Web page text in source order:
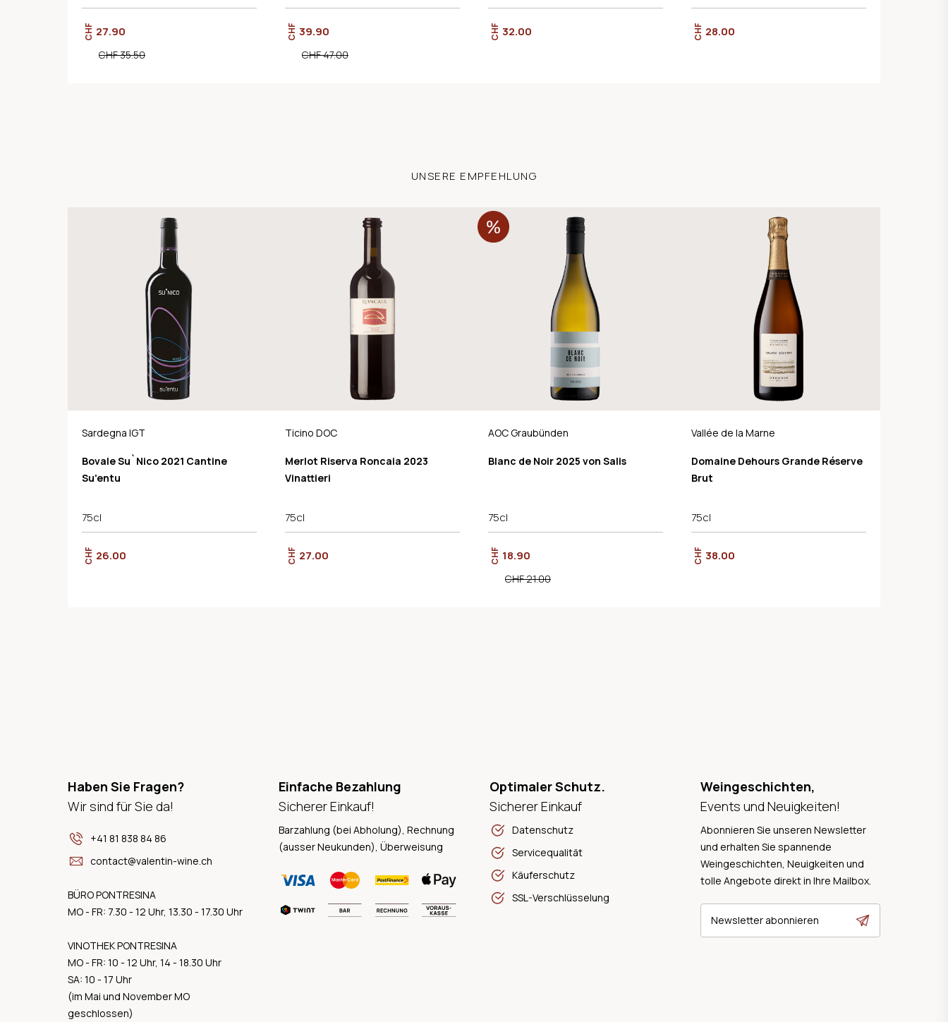
CHF 27.90
CHF 35.50
CHF 39.90
CHF 47.00
CHF 32.00 CHF 28.00
UNSERE EMPFEHLUNG
Sardegna IGT
Bovale Su`Nico 2021 Cantine
Su'entu
75cl
CHF 26.00
Ticino DOC
Merlot Riserva Roncaia 2023
Vinattieri
75cl
CHF 27.00
AOC Graubünden
Blanc de Noir 2025 von Salis
75cl
CHF 18.90
CHF 21.00
Vallée de la Marne
Domaine Dehours Grande Réserve
Brut
75cl
CHF 38.00
Haben Sie Fragen?
Wir sind für Sie da!
+41 81 838 84 86
contact@valentin-wine.ch
BÜRO PONTRESINA
MO - FR: 7.30 - 12 Uhr, 13.30 - 17.30 Uhr
VINOTHEK PONTRESINA
MO - FR: 10 - 12 Uhr, 14 - 18.30 Uhr
SA: 10 - 17 Uhr
(im Mai und November MO
geschlossen)
Einfache Bezahlung
Sicherer Einkauf!
Barzahlung (bei Abholung), Rechnung
(ausser Neukunden), Überweisung
Optimaler Schutz.
Sicherer Einkauf
Datenschutz
Servicequalität
Käuferschutz
SSL-Verschlüsselung
Weingeschichten,
Events und Neuigkeiten!
Abonnieren Sie unseren Newsletter
und erhalten Sie spannende
Weingeschichten, Neuigkeiten und
tolle Angebote direkt in Ihre Mailbox.
Newsletter abonnieren